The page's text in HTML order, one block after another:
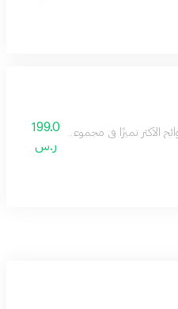
النتيجة تجربة عطرية لا تشبه غيرها تضم هذه التشكيلة 10 عطور 15 مل مختارة بعناية تتنقل بين النفحات الشرقية والزهرية
199.0
ر.س